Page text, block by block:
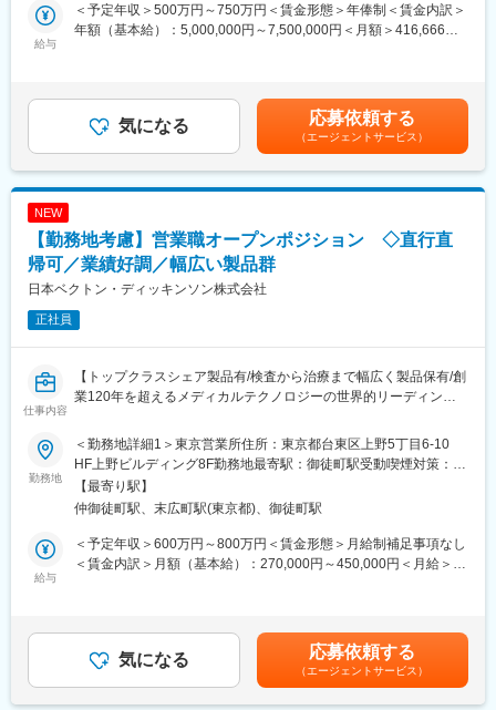
等、将来へ向けた新たな展開が始まっており、医用システム業界
が担う役割は今後ますます大きくなっていくと考えられます。
患者や医療従事者のためになることへ繋がっていくと当社では考
えています。
方◎
★セラミックス人工骨の国内シェアNo.1企業！
整形外科向けの人工骨等を研究開発・製造する当社にて、脊椎領
域（椎弓形成術に用いられる固定材）の営業活動、マーケティン
グ業務のサポートをお任せいたします。
平均週3件ほど、立会い時間は1件あたり、２～3.5時間程度です。
医師から製品の開発提案を頂いた場合は、自社の開発部門と連
携・ディスカッションをするケースもあります。他部門の営業に
同行し医師に情報提供を行うこともあります。
・医局説明会の企画運営とプレゼン
・顧客フォローと販売・契約業務
※営業担当には営業車が各自1台割り当てられ、原則は自宅から営
業先へ直行直帰のスタイルです。
■休暇
有休取得に関して、積極取得を掲げています。
長期休暇にも寛容であり、今年のGWは、30日・１日も休業日と
し、長期休暇を会社として設定されておりました。
■同社の特色：
１、民間のシンクタンクの調査では、整形外科向けセラミックス
給与
＜予定年収＞500万円～750万円＜賃金形態＞年俸制＜賃金内訳＞
年額（基本給）：5,000,000円～7,500,000円＜月額＞416,666円
収額に含まず）：年2回。半期ごとに予算の達成に応じて支給。
（0～100万円/半期）賃金はあくまでも目安の金額であり、選考を
通じて上下する可能性があります。月給(月額)は固定手当を含めた
表記です。
気になる 応募依頼する
（エージェントサービス）
NEW
【勤務地考慮】営業職オープンポジション ◇直行直
帰可／業績好調／幅広い製品群
日本ベクトン・ディッキンソン株式会社
正社員
仕事内容
【トップクラスシェア製品有/検査から治療まで幅広く製品保有/創
業120年を超えるメディカルテクノロジーの世界的リーディング
当社はライフサイエンス分野における検査機器製品、医療機器等
を展開しているグローバル企業です。今回は当社製品のセールス
を担当いただける方を募集しています。
※ご経験、希望に応じて選考部署・エリアをご提案させていただき
ます。
ご希望を応募時に合わせてご連絡ください。
これまでのご経験やご希望に合わせてご紹介いたします。
≪配属部門一例≫
・アドバンスド ペイシェント モニタリング（血行動態モニタリン
勤務地
＜勤務地詳細1＞東京営業所住所：東京都台東区上野5丁目6-10
HF上野ビルディング8F勤務地最寄駅：御徒町駅受動喫煙対策：屋
内全面禁煙＜勤務地詳細2＞全国各地住所：全国 ※ご希望の勤務地
で応相談（出張ベースでの勤務）受動喫煙対策：屋内全面禁煙変
【最寄り駅】
仲御徒町駅、末広町駅(東京都)、御徒町駅
給与
＜予定年収＞600万円～800万円＜賃金形態＞月給制補足事項なし
＜賃金内訳＞月額（基本給）：270,000円～450,000円＜月給＞
ます。賃金はあくまでも目安の金額であり、選考を通じて上下す
る可能性があります。月給(月額)は固定手当を含めた表記です。
気になる 応募依頼する
（エージェントサービス）